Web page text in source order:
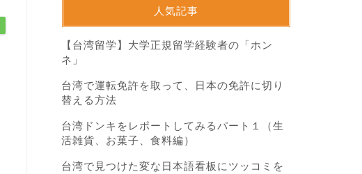
人気記事
【台湾留学】大学正規留学経験者の「ホン
ネ」
台湾で運転免許を取って、日本の免許に切り
替える方法
台湾ドンキをレポートしてみるパート１（生
活雑貨、お菓子、食料編）
台湾で見つけた変な日本語看板にツッコミを